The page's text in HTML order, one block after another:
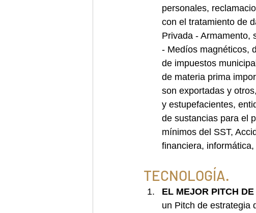
personales,
con el tratamiento de
Privada - Armamento,
- Medíos magnéticos,
de impuestos
de materia prima
son exportadas y
y estupefacientes,
de sustancias para el
mínimos del SST,
financiera,
TECNOLOGÍA.
EL MEJOR PITCH DE
un Pitch de estrategia